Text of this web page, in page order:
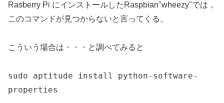
Rasberry Pi にインストールしたRaspbian"wheezy"では，
このコマンドが見つからないと言ってくる。
こういう場合は・・・と調べてみると
sudo aptitude install python-software-
properties